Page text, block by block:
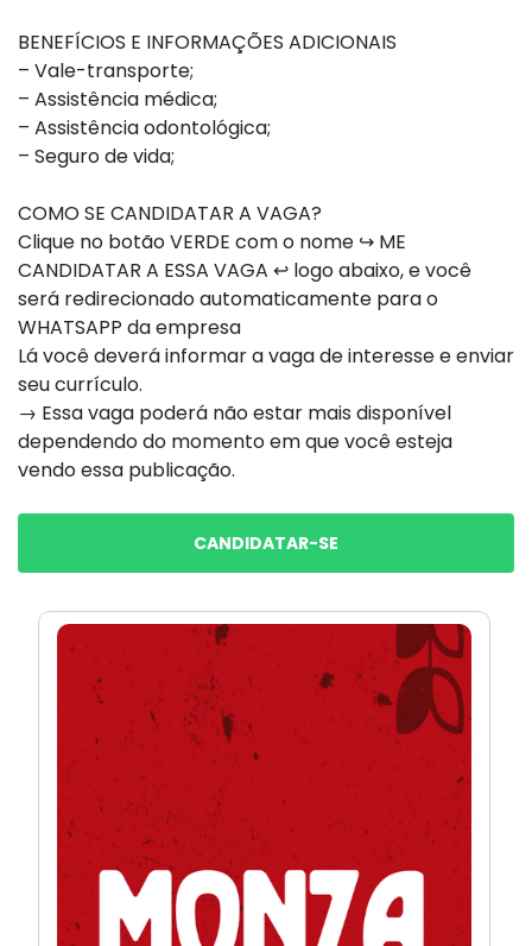
BENEFÍCIOS E INFORMAÇÕES ADICIONAIS
– Vale-transporte;
– Assistência médica;
– Assistência odontológica;
– Seguro de vida;
COMO SE CANDIDATAR A VAGA?
Clique no botão VERDE com o nome ↪ ME
CANDIDATAR A ESSA VAGA ↩ logo abaixo, e você
será redirecionado automaticamente para o
WHATSAPP da empresa
Lá você deverá informar a vaga de interesse e enviar
seu currículo.
→ Essa vaga poderá não estar mais disponível
dependendo do momento em que você esteja
vendo essa publicação.
CANDIDATAR-SE